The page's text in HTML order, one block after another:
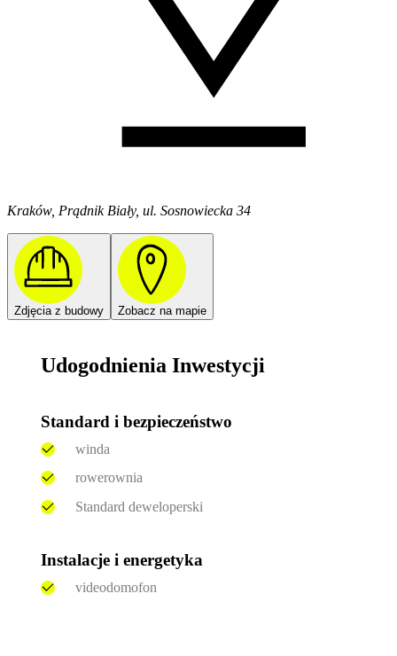
Kraków, Prądnik Biały, ul. Sosnowiecka 34
Zdjęcia z budowy Zobacz na mapie
Udogodnienia Inwestycji
Standard i bezpieczeństwo
winda
rowerownia
Standard deweloperski
Instalacje i energetyka
videodomofon